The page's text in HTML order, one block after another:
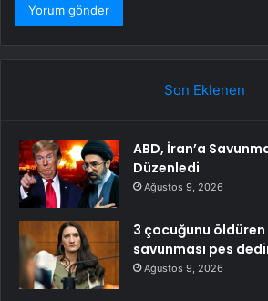
Son Eklenen
ABD, İran’a
Düzenledi
Ağustos 9, 2026
3 çocuğunu
savunması pes
Ağustos 9, 2026